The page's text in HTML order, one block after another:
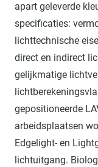
apart geleverde
specificaties:
lichttechnische
direct en indirect
gelijkmatige
gepositioneerde
arbeidsplaatsen
Edgelight- en
lichtuitgang.